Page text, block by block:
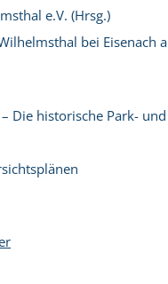
e.V. (Hrsg.)
bei Eisenach
Die historische Park-